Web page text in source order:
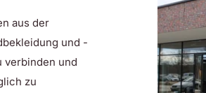
aus der
und -
verbinden und
zu